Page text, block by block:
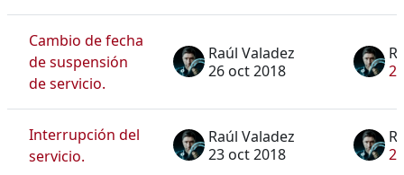
Cambio de fecha
de suspensión
de servicio.
Raúl Valadez
26 oct 2018
Interrupción del
servicio.
Raúl Valadez
23 oct 2018